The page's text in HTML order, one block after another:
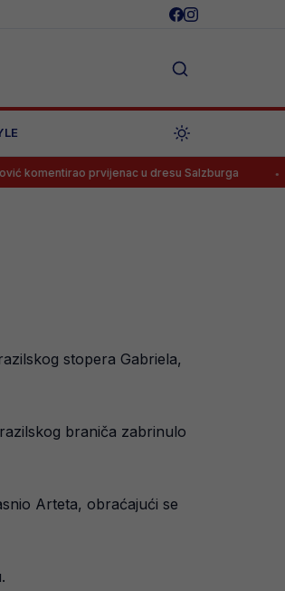
prvijenac u dresu Salzburga Strijelac
stopera Gabriela,
braniča zabrinulo
Arteta, obraćajući se